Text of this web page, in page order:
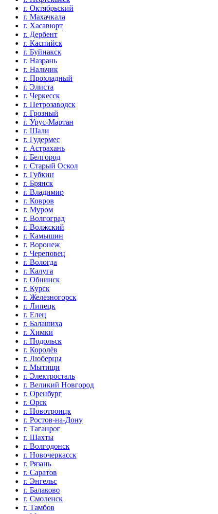
г. Октябрьский
г. Махачкала
г. Хасавюрт
г. Дербент
г. Каспийск
г. Буйнакск
г. Назрань
г. Нальчик
г. Прохладный
г. Элиста
г. Черкесск
г. Петрозаводск
г. Грозный
г. Урус-Мартан
г. Шали
г. Гудермес
г. Астрахань
г. Белгород
г. Старый Оскол
г. Губкин
г. Брянск
г. Владимир
г. Ковров
г. Муром
г. Волгоград
г. Волжский
г. Камышин
г. Воронеж
г. Череповец
г. Вологда
г. Калуга
г. Обнинск
г. Курск
г. Железногорск
г. Липецк
г. Елец
г. Балашиха
г. Химки
г. Подольск
г. Королёв
г. Люберцы
г. Мытищи
г. Электросталь
г. Великий Новгород
г. Оренбург
г. Орск
г. Новотроицк
г. Ростов-на-Дону
г. Таганрог
г. Шахты
г. Волгодонск
г. Новочеркасск
г. Рязань
г. Саратов
г. Энгельс
г. Балаково
г. Смоленск
г. Тамбов